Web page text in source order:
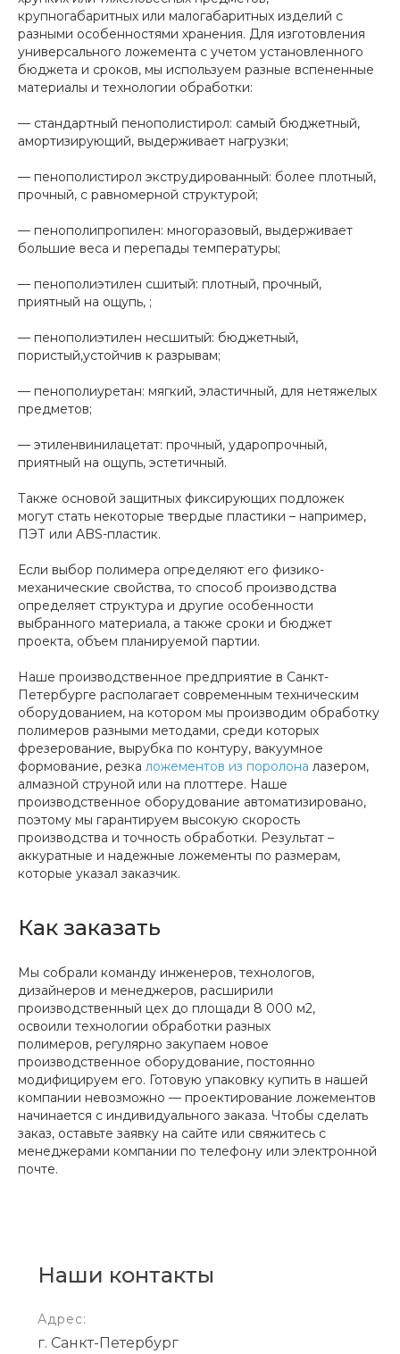
крупногабаритных или малогабаритных изделий с
разными особенностями хранения. Для изготовления
универсального ложемента с учетом установленного
бюджета и сроков, мы используем разные вспененные
материалы и технологии обработки:
— стандартный пенополистирол: самый бюджетный,
амортизирующий, выдерживает нагрузки;
— пенополистирол экструдированный: более плотный,
прочный, с равномерной структурой;
— пенополипропилен: многоразовый, выдерживает
большие веса и перепады температуры;
— пенополиэтилен сшитый: плотный, прочный,
приятный на ощупь, ;
— пенополиэтилен несшитый: бюджетный,
пористый,устойчив к разрывам;
— пенополиуретан: мягкий, эластичный, для нетяжелых
предметов;
— этиленвинилацетат: прочный, ударопрочный,
приятный на ощупь, эстетичный.
Также основой защитных фиксирующих подложек
могут стать некоторые твердые пластики – например,
ПЭТ или ABS-пластик.
Если выбор полимера определяют его физико-
механические свойства, то способ производства
определяет структура и другие особенности
выбранного материала, а также сроки и бюджет
проекта, объем планируемой партии.
Наше производственное предприятие в Санкт-
Петербурге располагает современным техническим
оборудованием, на котором мы производим обработку
полимеров разными методами, среди которых
фрезерование, вырубка по контуру, вакуумное
формование, резка ложементов из поролона лазером,
алмазной струной или на плоттере. Наше
производственное оборудование автоматизировано,
поэтому мы гарантируем высокую скорость
производства и точность обработки. Результат –
аккуратные и надежные ложементы по размерам,
которые указал заказчик.
Как заказать
Мы собрали команду инженеров, технологов,
дизайнеров и менеджеров, расширили
производственный цех до площади 8 000 м2,
освоили технологии обработки разных
полимеров, регулярно закупаем новое
производственное оборудование, постоянно
модифицируем его. Готовую упаковку купить в нашей
компании невозможно — проектирование ложементов
начинается с индивидуального заказа. Чтобы сделать
заказ, оставьте заявку на сайте или свяжитесь с
менеджерами компании по телефону или электронной
почте.
Наши контакты
Адрес:
г. Санкт-Петербург